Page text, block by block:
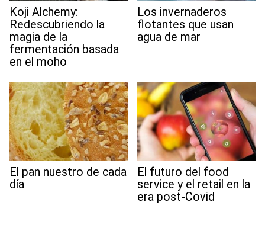
Koji Alchemy:
Redescubriendo la
magia de la
fermentación basada
en el moho
Los invernaderos
flotantes que usan
agua de mar
El pan nuestro de cada
día
El futuro del food
service y el retail en la
era post-Covid